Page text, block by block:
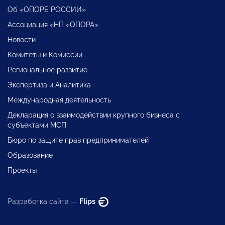
Об «ОПОРЕ РОССИИ»
Ассоциация «НП «ОПОРА»
Новости
Комитеты и Комиссии
Региональное развитие
Экспертиза и Аналитика
Международная деятельность
Декларация о взаимодействии крупного бизнеса с
субъектами МСП
Бюро по защите прав предпринимателей
Образование
Проекты
Разработка сайта — Flips